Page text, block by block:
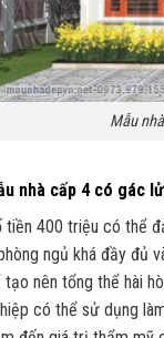
Mẫu
nhà cấp 4 có gác
tiền 400 triệu có thể
ngủ khá đầy đủ
tạo nên tổng thể hài
có thể sử dụng